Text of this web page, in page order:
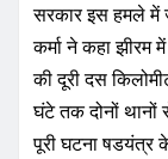
सरकार इस हमले में
कर्मा ने कहा झीरम
की दूरी दस
घंटे तक दोनों
पूरी घटना षडयंत्र